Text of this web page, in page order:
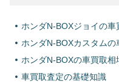
ホンダN-BOXジョイの車
ホンダN-BOXカスタムの
ホンダN-BOXの車買取相
車買取査定の基礎知識